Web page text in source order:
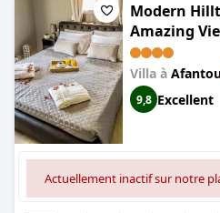
Modern
Amazing
Villa à
9,8 Excellent
Actuellement inactif sur notre